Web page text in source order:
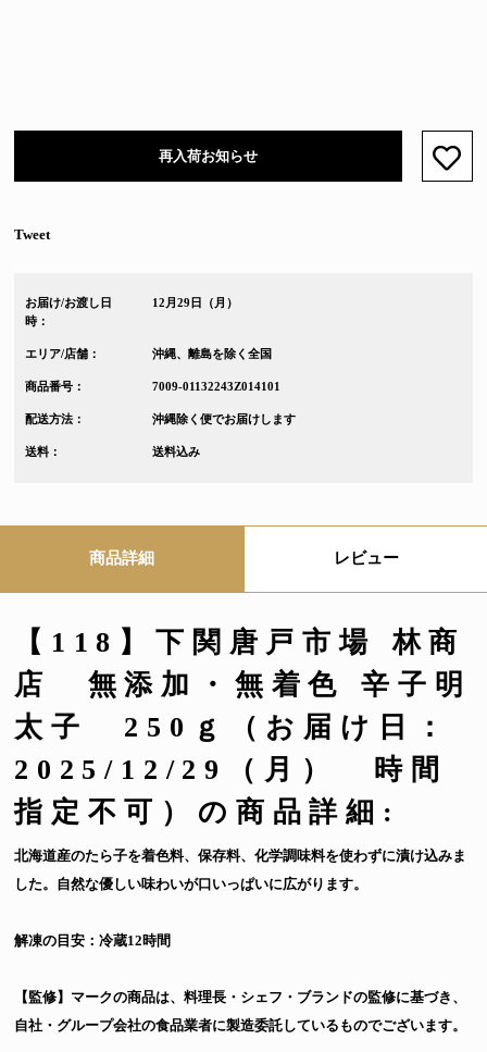
再入荷お知らせ
Tweet
お届け/お渡し日
時：
12月29日（月）
エリア/店舗： 沖縄、離島を除く全国
商品番号： 7009-01132243Z014101
配送方法： 沖縄除く便でお届けします
送料： 送料込み
商品詳細 レビュー
【118】下関唐戸市場 林商
店 無添加・無着色 辛子明
太子 250ｇ（お届け日：
2025/12/29（月） 時間
指定不可）の商品詳細:
北海道産のたら子を着色料、保存料、化学調味料を使わずに漬け込みま
した。自然な優しい味わいが口いっぱいに広がります。
解凍の目安：冷蔵12時間
【監修】マークの商品は、料理長・シェフ・ブランドの監修に基づき、
自社・グループ会社の食品業者に製造委託しているものでございます。